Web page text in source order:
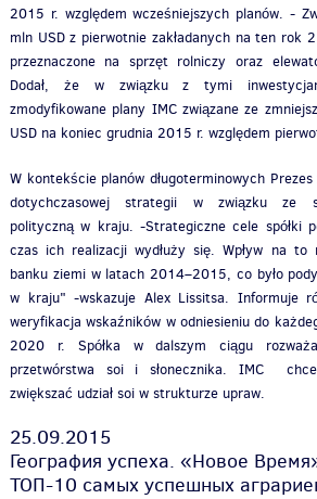
2015 r. względem wcześniejszych planów. -
mln USD z pierwotnie zakładanych na ten rok
przeznaczone na sprzęt rolniczy oraz
Dodał, że w związku z tymi
zmodyfikowane plany IMC związane ze
USD na koniec grudnia 2015 r. względem
W kontekście planów długoterminowych Prezes
dotychczasowej strategii w związku ze
polityczną w kraju. -Strategiczne cele spółki
czas ich realizacji wydłuży się. Wpływ na to
banku ziemi w latach 2014–2015, co było
w kraju" -wskazuje Alex Lissitsa. Informuje
weryfikacja wskaźników w odniesieniu do
2020 r. Spółka w dalszym ciągu rozważa
przetwórstwa soi i słonecznika. IMC
zwiększać udział soi w strukturze upraw.
25.09.2015
География успеха. «Новое
ТОП-10 самых успешных